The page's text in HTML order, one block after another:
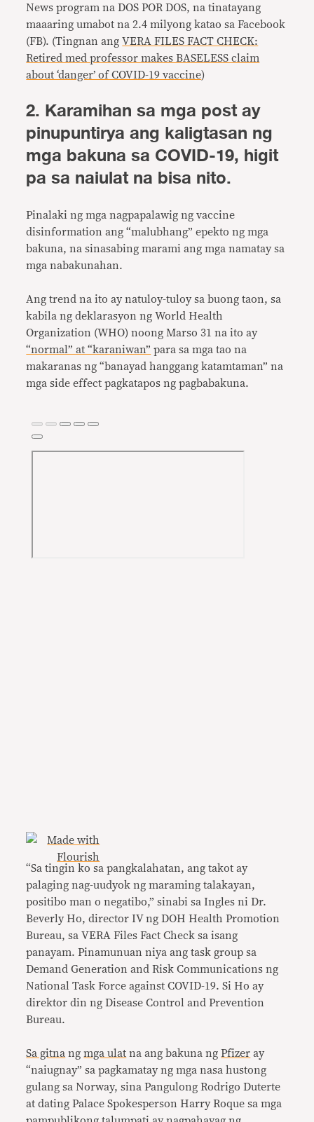
News program na DOS POR DOS, na tinatayang
maaaring umabot na 2.4 milyong katao sa Facebook
(FB). (Tingnan angVERA FILES FACT CHECK:
Retired med professor makes BASELESS claim
about ‘danger’ of COVID-19 vaccine)
2. Karamihan sa mga post ay
pinupuntirya ang kaligtasan ng
mga bakuna sa COVID-19, higit
pa sa naiulat na bisa nito.
Pinalaki ng mga nagpapalawig ng vaccine
disinformation ang “malubhang” epekto ng mga
bakuna, na sinasabing marami ang mga namatay sa
mga nabakunahan.
Ang trend na ito ay natuloy-tuloy sa buong taon, sa
kabila ng deklarasyon ng World Health
Organization (WHO) noong Marso 31 na ito ay
“normal” at “karaniwan” para sa mga tao na
makaranas ng “banayad hanggang katamtaman” na
mga side effect pagkatapos ng pagbabakuna.
“Sa tingin ko sa pangkalahatan, ang takot ay
palaging nag-uudyok ng maraming talakayan,
positibo man o negatibo,” sinabi sa Ingles ni Dr.
Beverly Ho, director IV ng DOH Health Promotion
Bureau, sa VERA Files Fact Check sa isang
panayam. Pinamunuan niya ang task group sa
Demand Generation and Risk Communications ng
National Task Force against COVID-19. Si Ho ay
direktor din ng Disease Control and Prevention
Bureau.
Sa gitna ngmga ulat na ang bakuna ngPfizer ay
“naiugnay” sa pagkamatay ng mga nasa hustong
gulang sa Norway, sina Pangulong Rodrigo Duterte
at dating Palace Spokesperson Harry Roque sa mga